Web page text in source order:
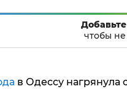
чтобы не
в Одессу нагрянула